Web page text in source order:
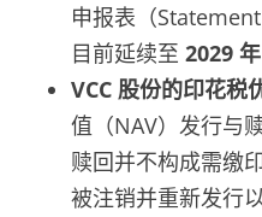
申报表（
目前延续至2029
VCC 股份的印花税
值（NAV）发行与
赎回并不构成需缴
被注销并重新发行